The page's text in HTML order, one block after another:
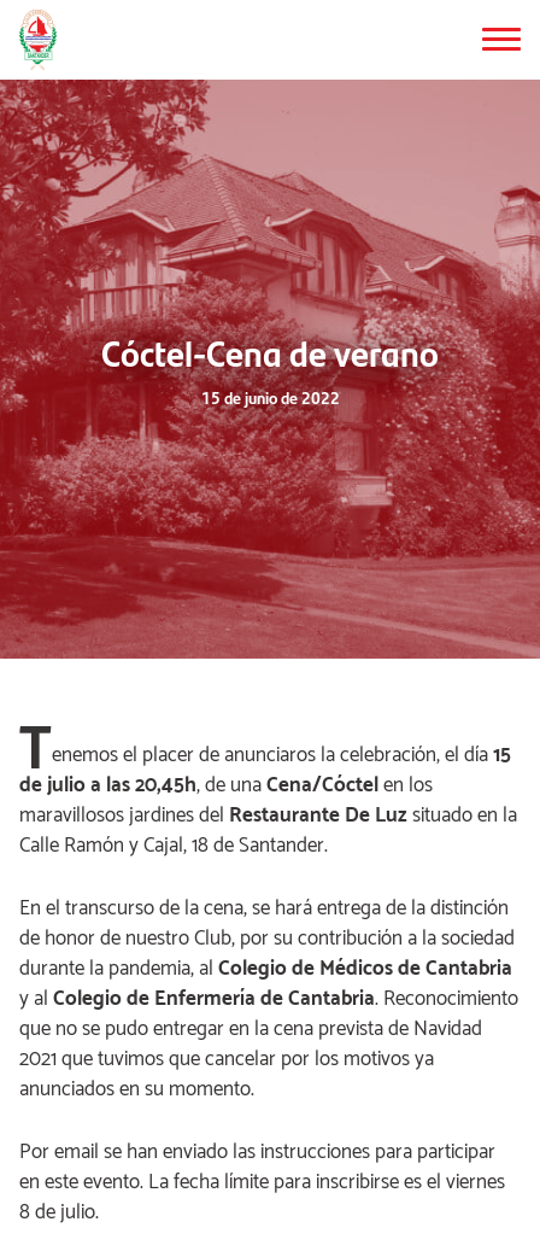
Saltar
al
contenido
principal
Cóctel-Cena de verano
15 de junio de 2022
Tenemos el placer de anunciaros la celebración, el día15
de julio a las 20,45h, de unaCena/Cóctelen los
maravillosos jardines del Restaurante De Luzsituado en la
Calle Ramón y Cajal, 18 de Santander.
En el transcurso de la cena, se hará entrega de la distinción
de honor de nuestro Club, por su contribución a la sociedad
durante la pandemia, alColegio de Médicos de Cantabria
y alColegio de Enfermería de Cantabria. Reconocimiento
que no se pudo entregar en la cena prevista de Navidad
2021 que tuvimos que cancelar por los motivos ya
anunciados en su momento.
Por email se han enviado las instrucciones para participar
en este evento. La fecha límite para inscribirse es el viernes
8 de julio.